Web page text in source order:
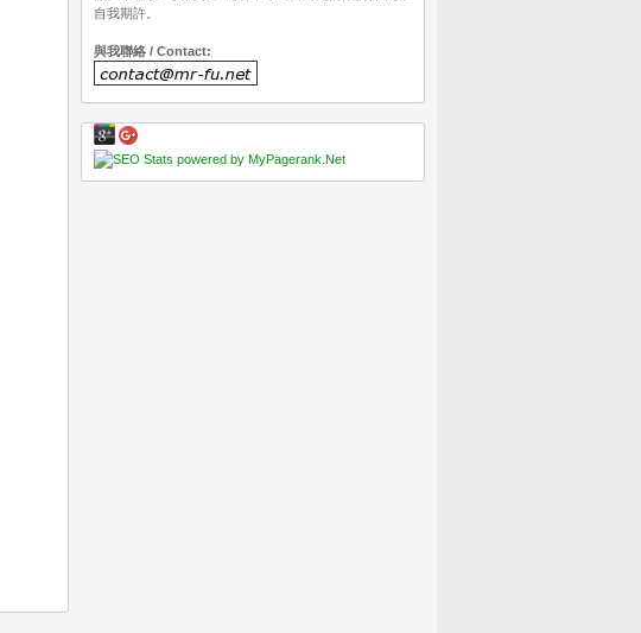
自我期許。
與我聯絡 / Contact: